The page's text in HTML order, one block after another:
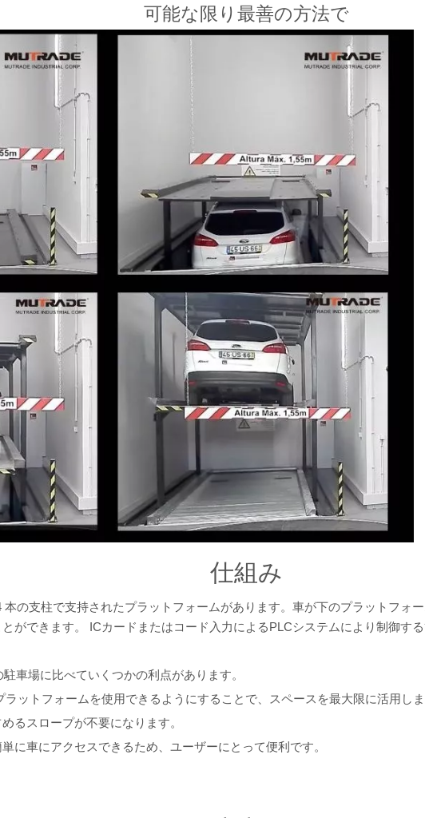
可能な限り最善の方法で
仕組み
の支柱で支持されたプラットフォームがあります。車が下のプラットフォ
ができます。 ICカードまたはコード入力によるPLCシステムにより制御する
車場に比べていくつかの利点があります。
ットフォームを使用できるようにすることで、スペースを最大限に活用しま
るスロープが不要になります。
に車にアクセスできるため、ユーザーにとって便利です。